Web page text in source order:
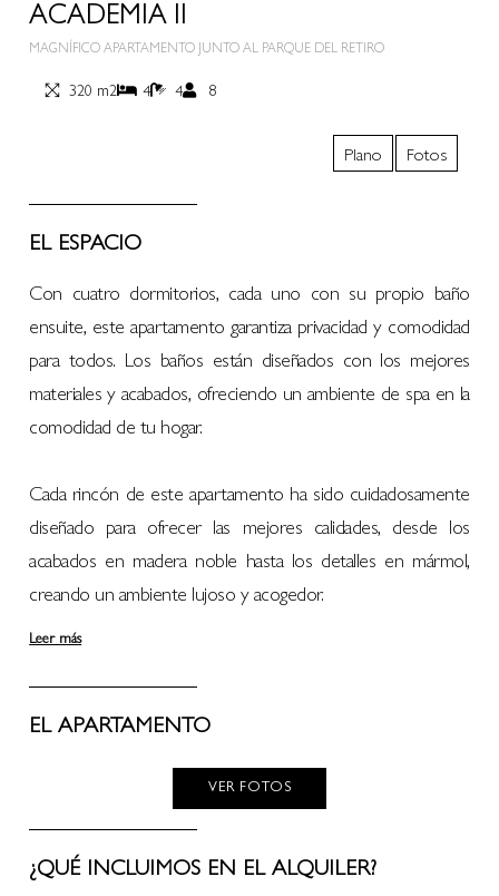
ACADEMIA II
MAGNÍFICO APARTAMENTO JUNTO AL PARQUE DEL RETIRO
320 m2 4 4 8
Plano Fotos
EL ESPACIO
Con cuatro dormitorios, cada uno con su propio baño
ensuite, este apartamento garantiza privacidad y comodidad
para todos. Los baños están diseñados con los mejores
materiales y acabados, ofreciendo un ambiente de spa en la
comodidad de tu hogar.
Cada rincón de este apartamento ha sido cuidadosamente
diseñado para ofrecer las mejores calidades, desde los
acabados en madera noble hasta los detalles en mármol,
creando un ambiente lujoso y acogedor.
Leer más
EL APARTAMENTO
VER FOTOS
¿QUÉ INCLUIMOS EN EL ALQUILER?